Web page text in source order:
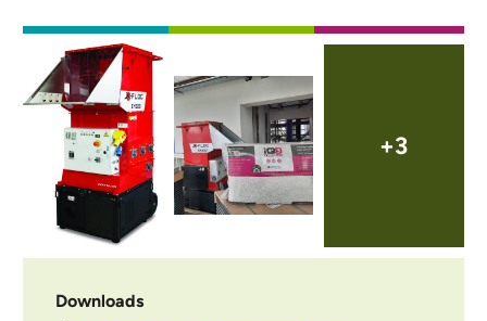
Afbeelding
Afbeelding
+3
Downloads